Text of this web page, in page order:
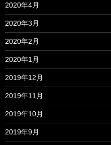
2020年4月
2020年3月
2020年2月
2020年1月
2019年12月
2019年11月
2019年10月
2019年9月